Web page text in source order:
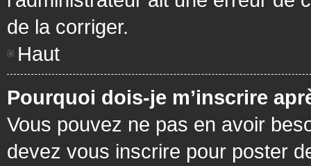
de la corriger.
Haut
Pourquoi dois-je m’inscrire
Vous pouvez ne pas en avoir
devez vous inscrire pour poster